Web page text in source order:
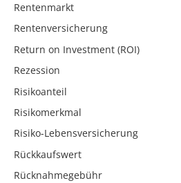
Rentenmarkt
Rentenversicherung
Return on Investment (ROI)
Rezession
Risikoanteil
Risikomerkmal
Risiko-Lebensversicherung
Rückkaufswert
Rücknahmegebühr